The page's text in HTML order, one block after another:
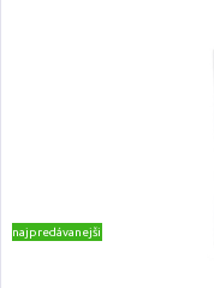
najpredávanejšie